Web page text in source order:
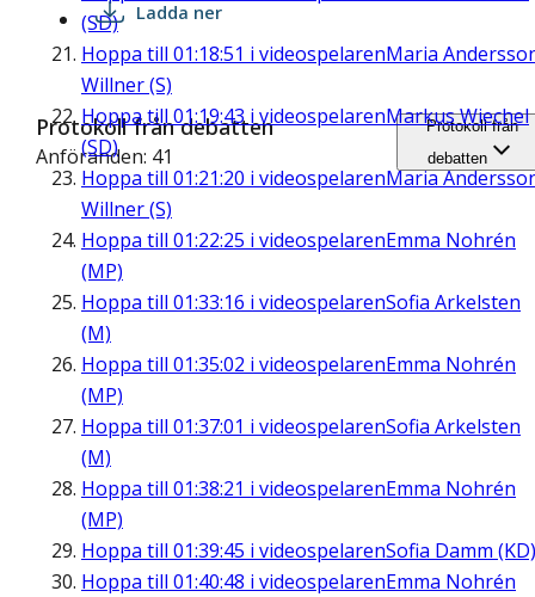
(SD)
Hoppa till 01:18:51 i videospelarenMaria
Willner (S)
Hoppa till 01:19:43 i videospelarenMarkus Wiechel
(SD)
Hoppa till 01:21:20 i videospelarenMaria
Willner (S)
Hoppa till 01:22:25 i videospelarenEmma Nohrén
(MP)
Hoppa till 01:33:16 i videospelarenSofia Arkelsten
(M)
Hoppa till 01:35:02 i videospelarenEmma Nohrén
(MP)
Hoppa till 01:37:01 i videospelarenSofia Arkelsten
(M)
Hoppa till 01:38:21 i videospelarenEmma Nohrén
(MP)
Hoppa till 01:39:45 i videospelarenSofia Damm (KD)
Hoppa till 01:40:48 i videospelarenEmma Nohrén
Ladda ner
Protokoll från debatten
Anföranden: 41
Protokoll från
debatten